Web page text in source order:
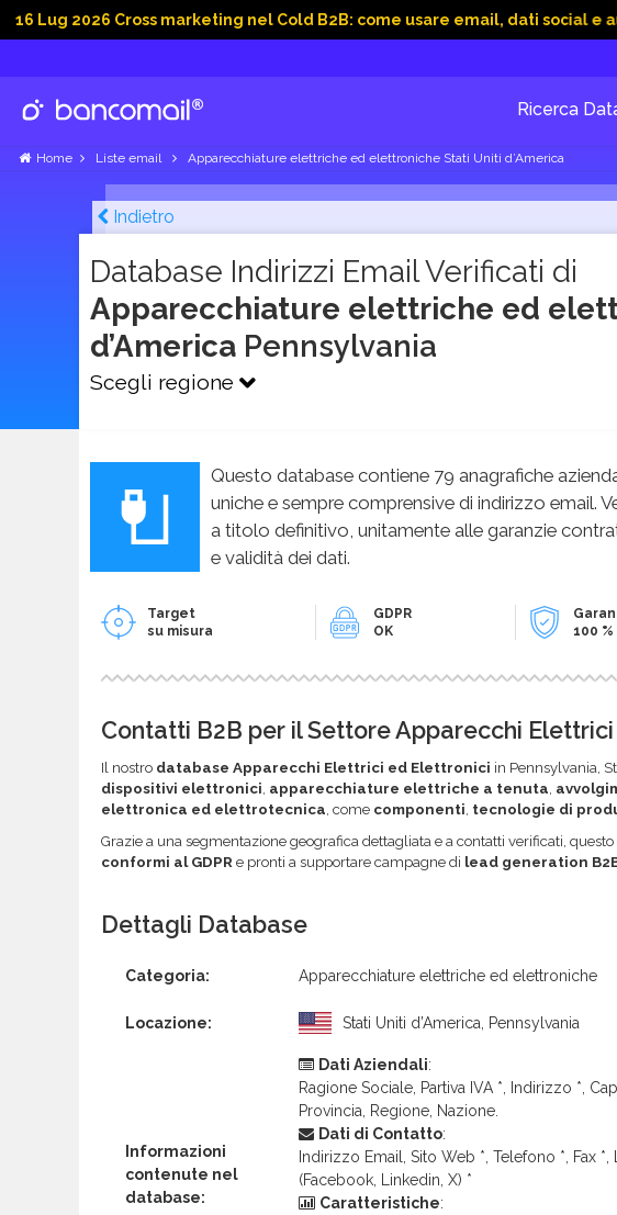
Cross marketing nel Cold B2B: come usare email, dati social e
Ricerca
Home Liste email Apparecchiature elettriche ed elettroniche Stati Uniti d’America
Indietro
Database Indirizzi Email Verificati di
Apparecchiature elettriche ed
d’America Pennsylvania
Scegli regione
Questo database contiene 79 anagrafiche
uniche e sempre comprensive di indirizzo email.
a titolo definitivo, unitamente alle garanzie
e validità dei dati.
Target
su misura
GDPR
OK
100 %
Contatti B2B per il Settore Apparecchi
Il nostro database Apparecchi Elettrici ed Elettronici in Pennsylvania,
dispositivi elettronici apparecchiature elettriche a tenuta
elettronica ed elettrotecnica , come componenti tecnologie di
Grazie a una segmentazione geografica dettagliata e a contatti verificati,
conformi al GDPR e pronti a supportare campagne di lead generation
Dettagli Database
Categoria: Apparecchiature elettriche ed elettroniche
Locazione: Stati Uniti d’America, Pennsylvania
Informazioni
contenute nel
database:
Dati Aziendali:
Ragione Sociale, Partiva IVA *, Indirizzo *,
Provincia, Regione, Nazione.
Dati di Contatto:
Indirizzo Email, Sito Web *, Telefono *, Fax *,
(Facebook, Linkedin, X) *
Caratteristiche: